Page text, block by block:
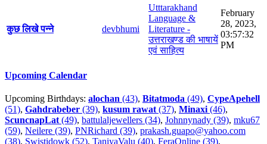
कुछ लिखे पन्ने devbhumi
Utttarakhand
Language &
Literature -
उत्तराखण्ड की भाषायें
एवं साहित्य
February
28, 2023,
03:57:32
PM
Upcoming Calendar
Upcoming Birthdays: alochan (43), Bitatmoda (49), CypeApehell
(51), Gahdrabeber (39), kusum rawat(37), Minaxi(46),
ScuncnapLat(49), battulaljewellers (34), Johnnynady (39), mku67
(59), Neilere (39), PNRichard (39), prakash.guapo@yahoo.com
(38), Swistidowk (52), TaniyaValu (40), FeraOnline (39),